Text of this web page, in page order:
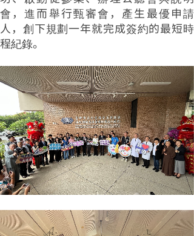
會，進而舉行甄審會，產生最優申請
人，創下規劃一年就完成簽約的最短時
程紀錄。